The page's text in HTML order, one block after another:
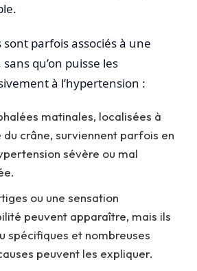
parfois associés à une
qu’on puisse les
à l’hypertension :
matinales, localisées à
du crâne, surviennent parfois en
sévère ou mal
ou une sensation
peuvent apparaître, mais ils
spécifiques et nombreuses
peuvent les expliquer.